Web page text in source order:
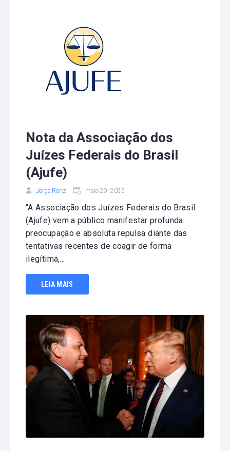
Nota da Associação dos
Juízes Federais do Brasil
(Ajufe)
Jorge Roriz maio 29, 2025
“A Associação dos Juízes Federais do Brasil
(Ajufe) vem a público manifestar profunda
preocupação e absoluta repulsa diante das
tentativas recentes de coagir de forma
ilegítima,...
LEIA MAIS